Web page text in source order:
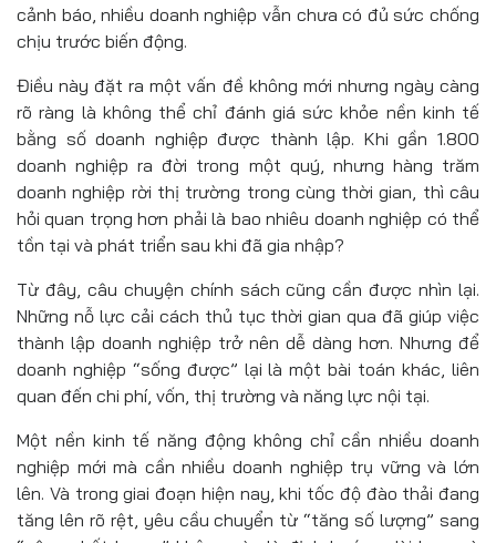
cảnh báo, nhiều doanh nghiệp vẫn chưa có đủ sức chống
chịu trước biến động.
Điều này đặt ra một vấn đề không mới nhưng ngày càng
rõ ràng là không thể chỉ đánh giá sức khỏe nền kinh tế
bằng số doanh nghiệp được thành lập. Khi gần 1.800
doanh nghiệp ra đời trong một quý, nhưng hàng trăm
doanh nghiệp rời thị trường trong cùng thời gian, thì câu
hỏi quan trọng hơn phải là bao nhiêu doanh nghiệp có thể
tồn tại và phát triển sau khi đã gia nhập?
Từ đây, câu chuyện chính sách cũng cần được nhìn lại.
Những nỗ lực cải cách thủ tục thời gian qua đã giúp việc
thành lập doanh nghiệp trở nên dễ dàng hơn. Nhưng để
doanh nghiệp “sống được” lại là một bài toán khác, liên
quan đến chi phí, vốn, thị trường và năng lực nội tại.
Một nền kinh tế năng động không chỉ cần nhiều doanh
nghiệp mới mà cần nhiều doanh nghiệp trụ vững và lớn
lên. Và trong giai đoạn hiện nay, khi tốc độ đào thải đang
tăng lên rõ rệt, yêu cầu chuyển từ “tăng số lượng” sang